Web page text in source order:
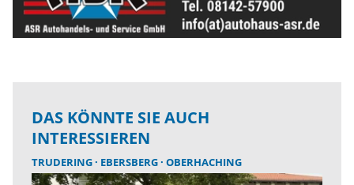
DAS KÖNNTE SIE AUCH
INTERESSIEREN
TRUDERING EBERSBERG OBERHACHING